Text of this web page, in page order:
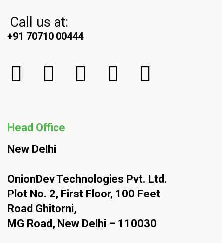
Call us at:
+91 70710 00444
Head Office
New Delhi
OnionDev Technologies Pvt. Ltd.
Plot No. 2, First Floor, 100 Feet
Road Ghitorni,
MG Road, New Delhi – 110030